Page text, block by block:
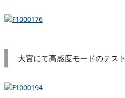
大宮にて高感度モードのテスト